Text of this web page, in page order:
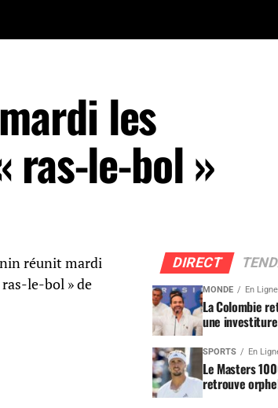
les
ras-le-bol »
réunit mardi
le-bol » de
DIRECT
MONDE En
La Colombie
une
SPORTS En
Le Masters
retrouve